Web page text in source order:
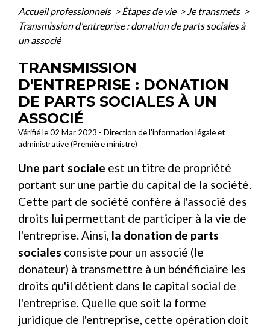
Accueil professionnels > Étapes de vie > Je transmets >
Transmission d'entreprise : donation de parts sociales à
un associé
TRANSMISSION
D'ENTREPRISE : DONATION
DE PARTS SOCIALES À UN
ASSOCIÉ
Vérifié le 02 Mar 2023 - Direction de l'information légale et
administrative (Première ministre)
Une part sociale est un titre de propriété
portant sur une partie du capital de la société.
Cette part de société confère à l'associé des
droits lui permettant de participer à la vie de
l'entreprise. Ainsi, la donation de parts
sociales consiste pour un associé (le
donateur) à transmettre à un bénéficiaire les
droits qu'il détient dans le capital social de
l'entreprise. Quelle que soit la forme
juridique de l'entreprise, cette opération doit